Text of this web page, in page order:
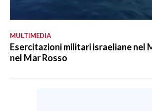
MULTIMEDIA
Esercitazioni militari israeliane nel
nel Mar Rosso